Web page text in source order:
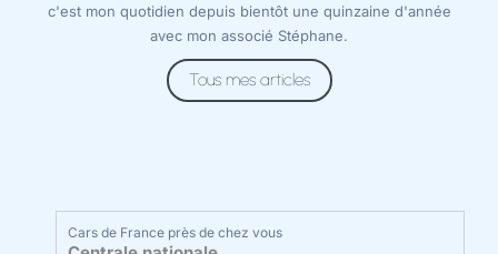
c'est mon quotidien depuis bientôt une quinzaine d'année
avec mon associé Stéphane.
Tous mes articles
Cars de France près de chez vous